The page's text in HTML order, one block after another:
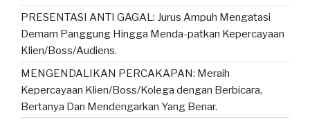
PRESENTASI ANTI GAGAL: Jurus Ampuh Mengatasi
Demam Panggung Hingga Menda-patkan Kepercayaan
Klien/Boss/Audiens.
MENGENDALIKAN PERCAKAPAN: Meraih
Kepercayaan Klien/Boss/Kolega dengan Berbicara,
Bertanya Dan Mendengarkan Yang Benar.